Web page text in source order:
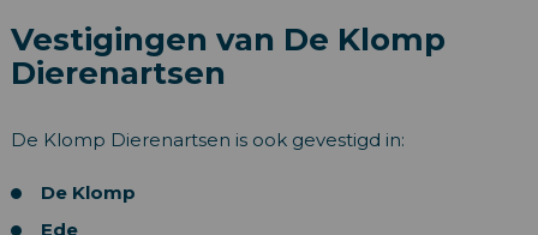
Vestigingen van De Klomp
Dierenartsen
De Klomp Dierenartsen is ook gevestigd in:
De Klomp
Ede